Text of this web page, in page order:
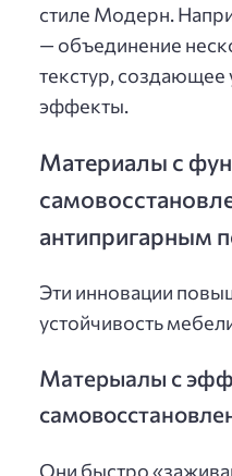
стиле Модерн.
— объединение
текстур, создающее
эффекты.
Материалы с
антипригарным
Эти инновации
устойчивость
Матерыалы с
Они быстро